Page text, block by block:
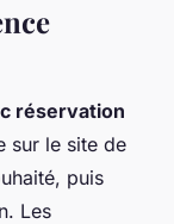
réservation
sur le site de
puis
Les